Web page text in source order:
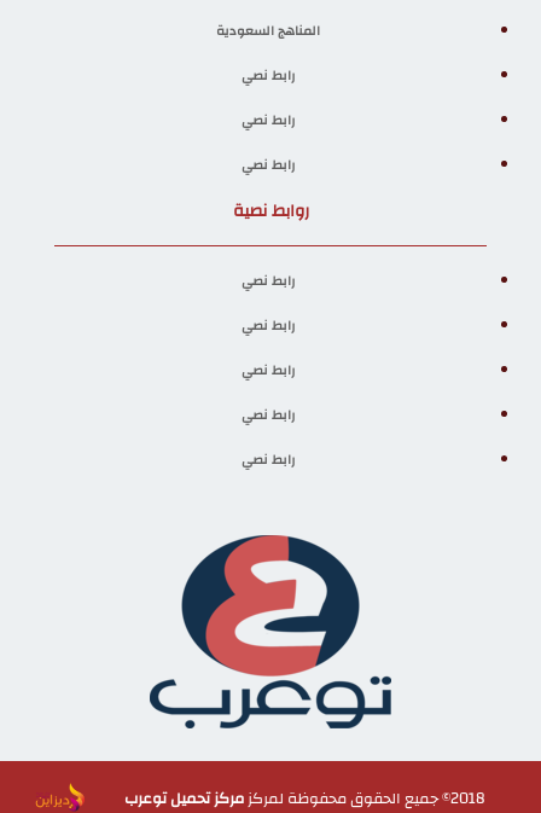
المناهج السعودية
رابط نصي
رابط نصي
رابط نصي
روابط نصية
رابط نصي
رابط نصي
رابط نصي
رابط نصي
رابط نصي
2018© جميع الحقوق محفوظة لمركز مركز تحميل توعرب